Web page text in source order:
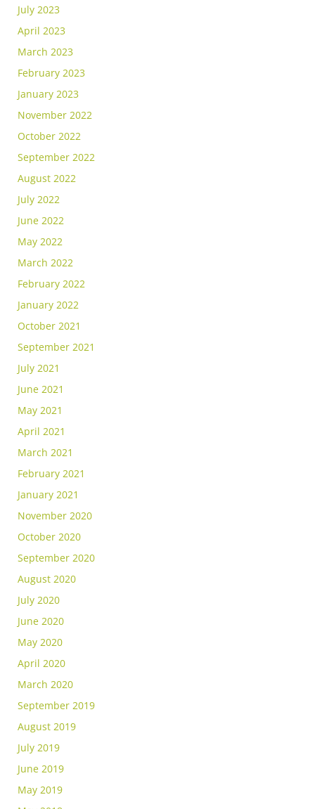
July 2023
April 2023
March 2023
February 2023
January 2023
November 2022
October 2022
September 2022
August 2022
July 2022
June 2022
May 2022
March 2022
February 2022
January 2022
October 2021
September 2021
July 2021
June 2021
May 2021
April 2021
March 2021
February 2021
January 2021
November 2020
October 2020
September 2020
August 2020
July 2020
June 2020
May 2020
April 2020
March 2020
September 2019
August 2019
July 2019
June 2019
May 2019